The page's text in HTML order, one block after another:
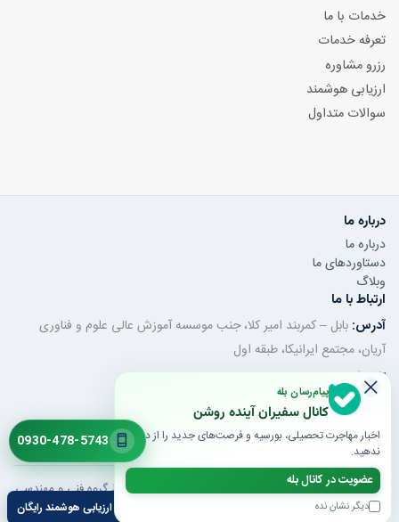
خدمات با ما
تعرفه خدمات
رزرو مشاوره
ارزیابی هوشمند
سوالات متداول
درباره ما
درباره ما
دستاوردهای ما
وبلاگ
ارتباط با ما
آدرس: بابل – کمربند امیر کلا، جنب موسسه آموزش عالی علوم و فناوری
آریان، مجتمع ایرانیکا، طبقه اول
تلفن ثابت:011-32350320
موبایل / واتساپ: 0930-478-5743
ایمیل:saroshanbbl@gmail.com
© 1405 تمام حقوق محفوظ است | طراحی و توسعه توسط گروه فنی و مهندسی
0930-478-5743
ارزیابی هوشمند رایگان
پیام‌رسان بله
کانال سفیران آینده روشن
اخبار مهاجرت تحصیلی، بورسیه و فرصت‌های جدید را از دست
ندهید.
عضویت در کانال بله
دیگر نشان نده